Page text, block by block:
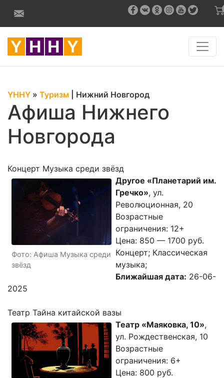
YHHY » Туризм Нижний Новгород
Афиша Нижнего
Новгорода
Концерт Музыка среди звёзд
Фото: Афиша Музыка среди
звёзд
Другое «Планетарий им.
Гречко», ул.
Революционная, 20
Возрастные
ограничения: 12+
Цена: 850 — 1700 руб.
Концерт; Классическая
музыка;
Ближайшая дата: 26-06-
2025
Театр Тайна китайской вазы
Театр «Маяковка, 10»,
ул. Рождественская, 10
Возрастные
ограничения: 6+
Цена: 800 руб.